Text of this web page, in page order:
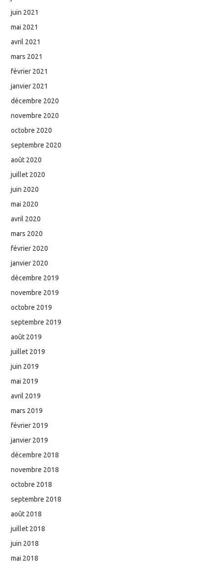
juin 2021
mai 2021
avril 2021
mars 2021
février 2021
janvier 2021
décembre 2020
novembre 2020
octobre 2020
septembre 2020
août 2020
juillet 2020
juin 2020
mai 2020
avril 2020
mars 2020
février 2020
janvier 2020
décembre 2019
novembre 2019
octobre 2019
septembre 2019
août 2019
juillet 2019
juin 2019
mai 2019
avril 2019
mars 2019
février 2019
janvier 2019
décembre 2018
novembre 2018
octobre 2018
septembre 2018
août 2018
juillet 2018
juin 2018
mai 2018